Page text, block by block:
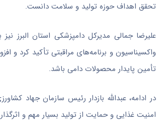
تحقق اهداف حوزه تولید و سلامت دانست.
علیرضا جمالی مدیرکل دامپزشکی استان البرز
واکسیناسیون و برنامه‌های مراقبتی تأکید کرد و
تأمین پایدار محصولات دامی باشد.
در ادامه، عبدالله بازدار رئیس سازمان جهاد
امنیت غذایی و حمایت از تولید بسیار مهم و